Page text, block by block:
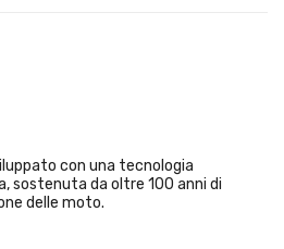
con una tecnologia
sostenuta da oltre 100 anni di
delle moto.